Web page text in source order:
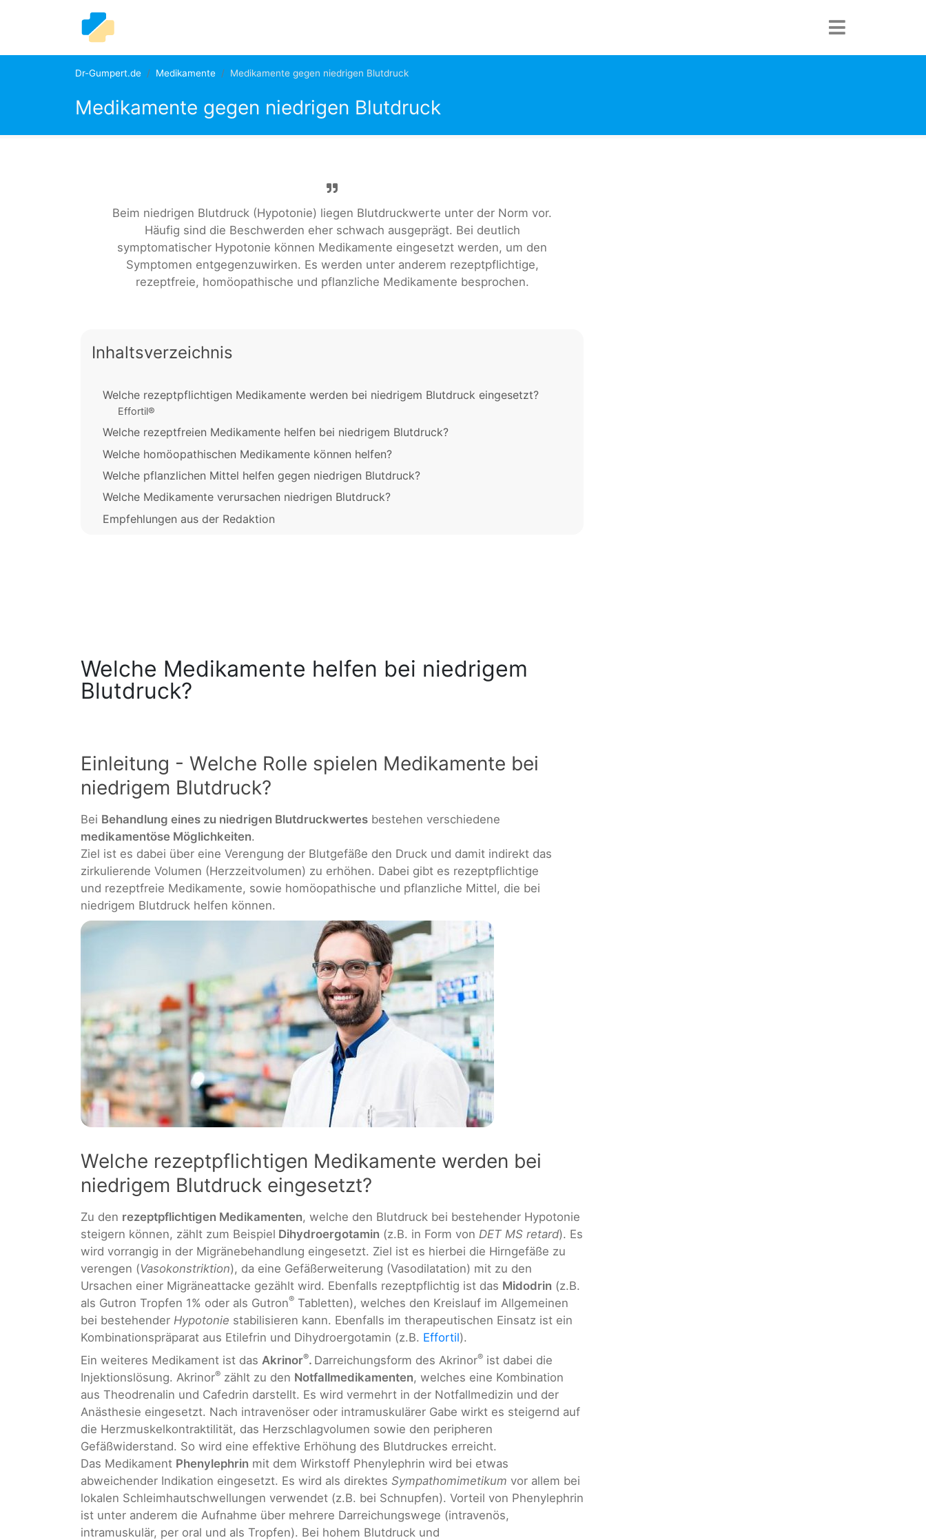
Dr-Gumpert.de Medikamente Medikamente gegen niedrigen Blutdruck
Medikamente gegen niedrigen Blutdruck
Beim niedrigen Blutdruck (Hypotonie) liegen Blutdruckwerte unter der Norm vor.
Häufig sind die Beschwerden eher schwach ausgeprägt. Bei deutlich
symptomatischer Hypotonie können Medikamente eingesetzt werden, um den
Symptomen entgegenzuwirken. Es werden unter anderem rezeptpflichtige,
rezeptfreie, homöopathische und pflanzliche Medikamente besprochen.
Inhaltsverzeichnis
Welche rezeptpflichtigen Medikamente werden bei niedrigem Blutdruck eingesetzt?
Effortil®
Welche rezeptfreien Medikamente helfen bei niedrigem Blutdruck?
Welche homöopathischen Medikamente können helfen?
Welche pflanzlichen Mittel helfen gegen niedrigen Blutdruck?
Welche Medikamente verursachen niedrigen Blutdruck?
Empfehlungen aus der Redaktion
Welche Medikamente helfen bei niedrigem
Blutdruck?
Einleitung - Welche Rolle spielen Medikamente bei
niedrigem Blutdruck?
Bei Behandlung eines zu niedrigen Blutdruckwertes bestehen verschiedene
medikamentöse Möglichkeiten.
Ziel ist es dabei über eine Verengung der Blutgefäße den Druck und damit indirekt das
zirkulierende Volumen (Herzzeitvolumen) zu erhöhen. Dabei gibt es rezeptpflichtige
und rezeptfreie Medikamente, sowie homöopathische und pflanzliche Mittel, die bei
niedrigem Blutdruck helfen können.
Welche rezeptpflichtigen Medikamente werden bei
niedrigem Blutdruck eingesetzt?
Zu den rezeptpflichtigen Medikamenten, welche den Blutdruck bei bestehender Hypotonie
steigern können, zählt zum Beispiel Dihydroergotamin (z.B. in Form von DET MS retard). Es
wird vorrangig in der Migränebehandlung eingesetzt. Ziel ist es hierbei die Hirngefäße zu
verengen (Vasokonstriktion), da eine Gefäßerweiterung (Vasodilatation) mit zu den
Ursachen einer Migräneattacke gezählt wird. Ebenfalls rezeptpflichtig ist das Midodrin (z.B.
als Gutron Tropfen 1% oder als Gutron® Tabletten), welches den Kreislauf im Allgemeinen
bei bestehender Hypotonie stabilisieren kann. Ebenfalls im therapeutischen Einsatz ist ein
Kombinationspräparat aus Etilefrin und Dihydroergotamin (z.B. Effortil).
Ein weiteres Medikament ist das Akrinor®. Darreichungsform des Akrinor® ist dabei die
Injektionslösung. Akrinor® zählt zu den Notfallmedikamenten, welches eine Kombination
aus Theodrenalin und Cafedrin darstellt. Es wird vermehrt in der Notfallmedizin und der
Anästhesie eingesetzt. Nach intravenöser oder intramuskulärer Gabe wirkt es steigernd auf
die Herzmuskelkontraktilität, das Herzschlagvolumen sowie den peripheren
Gefäßwiderstand. So wird eine effektive Erhöhung des Blutdruckes erreicht.
Das Medikament Phenylephrin mit dem Wirkstoff Phenylephrin wird bei etwas
abweichender Indikation eingesetzt. Es wird als direktes Sympathomimetikum vor allem bei
lokalen Schleimhautschwellungen verwendet (z.B. bei Schnupfen). Vorteil von Phenylephrin
ist unter anderem die Aufnahme über mehrere Darreichungswege (intravenös,
intramuskulär, per oral und als Tropfen). Bei hohem Blutdruck und